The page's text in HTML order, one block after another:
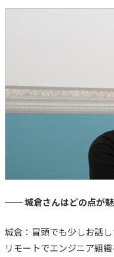
── 城倉さんはどの点が魅
城倉：冒頭でも少しお話
リモートでエンジニア組